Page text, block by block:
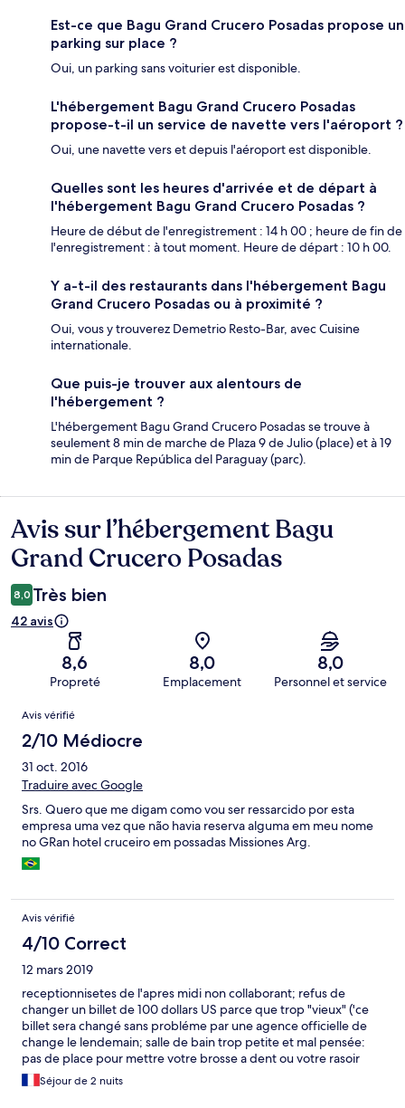
Est-ce que Bagu Grand Crucero Posadas propose un
parking sur place ?
Oui, un parking sans voiturier est disponible.
L'hébergement Bagu Grand Crucero Posadas
propose-t-il un service de navette vers l'aéroport ?
Oui, une navette vers et depuis l'aéroport est disponible.
Quelles sont les heures d'arrivée et de départ à
l'hébergement Bagu Grand Crucero Posadas ?
Heure de début de l'enregistrement : 14 h 00 ; heure de fin de
l'enregistrement : à tout moment. Heure de départ : 10 h 00.
Y a-t-il des restaurants dans l'hébergement Bagu
Grand Crucero Posadas ou à proximité ?
Oui, vous y trouverez Demetrio Resto-Bar, avec Cuisine
internationale.
Que puis-je trouver aux alentours de
l'hébergement ?
L'hébergement Bagu Grand Crucero Posadas se trouve à
seulement 8 min de marche de Plaza 9 de Julio (place) et à 19
min de Parque República del Paraguay (parc).
Avis
Avis sur l’hébergement Bagu
Grand Crucero Posadas
8,0 Très bien
42 avis
8,6
Propreté
8,0
Emplacement
8,0
Personnel et service
Avis
Avis vérifié
2/10 Médiocre
31 oct. 2016
Traduire avec Google
Srs. Quero que me digam como vou ser ressarcido por esta
empresa uma vez que não havia reserva alguma em meu nome
no GRan hotel cruceiro em possadas Missiones Arg.
Avis vérifié
4/10 Correct
12 mars 2019
receptionnisetes de l'apres midi non collaborant; refus de
changer un billet de 100 dollars US parce que trop "vieux" ('ce
billet sera changé sans probléme par une agence officielle de
change le lendemain; salle de bain trop petite et mal pensée:
pas de place pour mettre votre brosse a dent ou votre rasoir
manuel sinon dans le bidet, mais si vous voulez utiliser le bidet il
faudra mettre vos affaire de toilette dans l'évier!
Séjour de 2 nuits